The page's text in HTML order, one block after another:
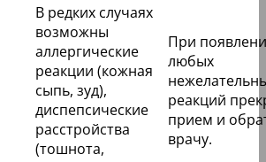
В редких случаях
возможны
аллергические
реакции (кожная
сыпь, зуд),
диспепсические
расстройства
(тошнота,
При
любых
реакций
прием и
врачу.